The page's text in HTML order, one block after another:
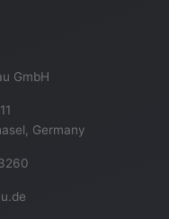
e
d
i
b
GmbH
Germany